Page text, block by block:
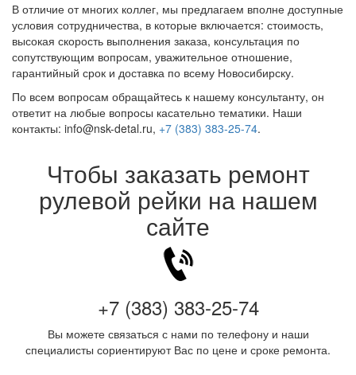
В отличие от многих коллег, мы предлагаем вполне доступные
условия сотрудничества, в которые включается: стоимость,
высокая скорость выполнения заказа, консультация по
сопутствующим вопросам, уважительное отношение,
гарантийный срок и доставка по всему Новосибирску.
По всем вопросам обращайтесь к нашему консультанту, он
ответит на любые вопросы касательно тематики. Наши
контакты: info@nsk-detal.ru, +7 (383) 383-25-74.
Чтобы заказать ремонт
рулевой рейки на нашем
сайте
+7 (383) 383-25-74
Вы можете связаться с нами по телефону и наши
специалисты сориентируют Вас по цене и сроке ремонта.